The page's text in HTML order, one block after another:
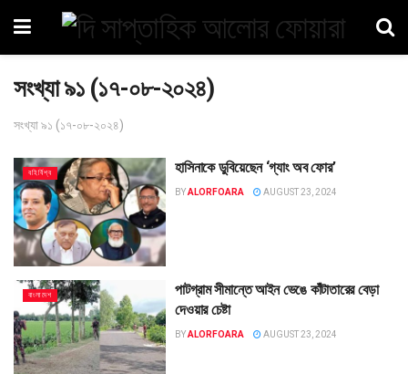
সংখ্যা ৯১ (১৭-০৮-২০২৪)
সংখ্যা ৯১ (১৭-০৮-২০২৪)
বহির্বিশ্ব হাসিনাকে ডুবিয়েছেন ‘গ্যাং অব ফোর’
BYALORFOARA AUGUST 23, 2024
বাংলাদেশ
পাটগ্রাম সীমান্তে আইন ভেঙে কাঁটাতারের বেড়া
দেওয়ার চেষ্টা
BYALORFOARA AUGUST 23, 2024